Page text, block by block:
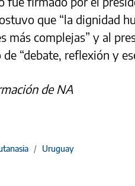
que “la dignidad
más complejas” y al
“debate, reflexión y
de NA
/ Uruguay